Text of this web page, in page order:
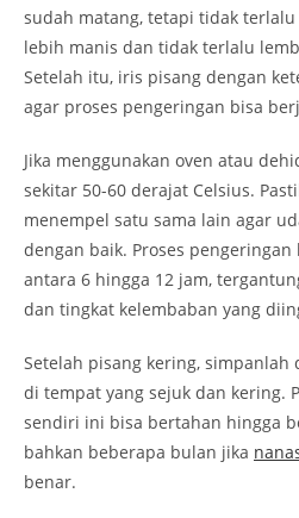
sudah matang, tetapi tidak
lebih manis dan tidak terlalu
Setelah itu, iris pisang dengan
agar proses pengeringan bisa
Jika menggunakan oven atau
sekitar 50-60 derajat Celsius.
menempel satu sama lain agar
dengan baik. Proses
antara 6 hingga 12 jam,
dan tingkat kelembaban yang
Setelah pisang kering, simpanlah
di tempat yang sejuk dan kering.
sendiri ini bisa bertahan hingga
bahkan beberapa bulan jika
benar.